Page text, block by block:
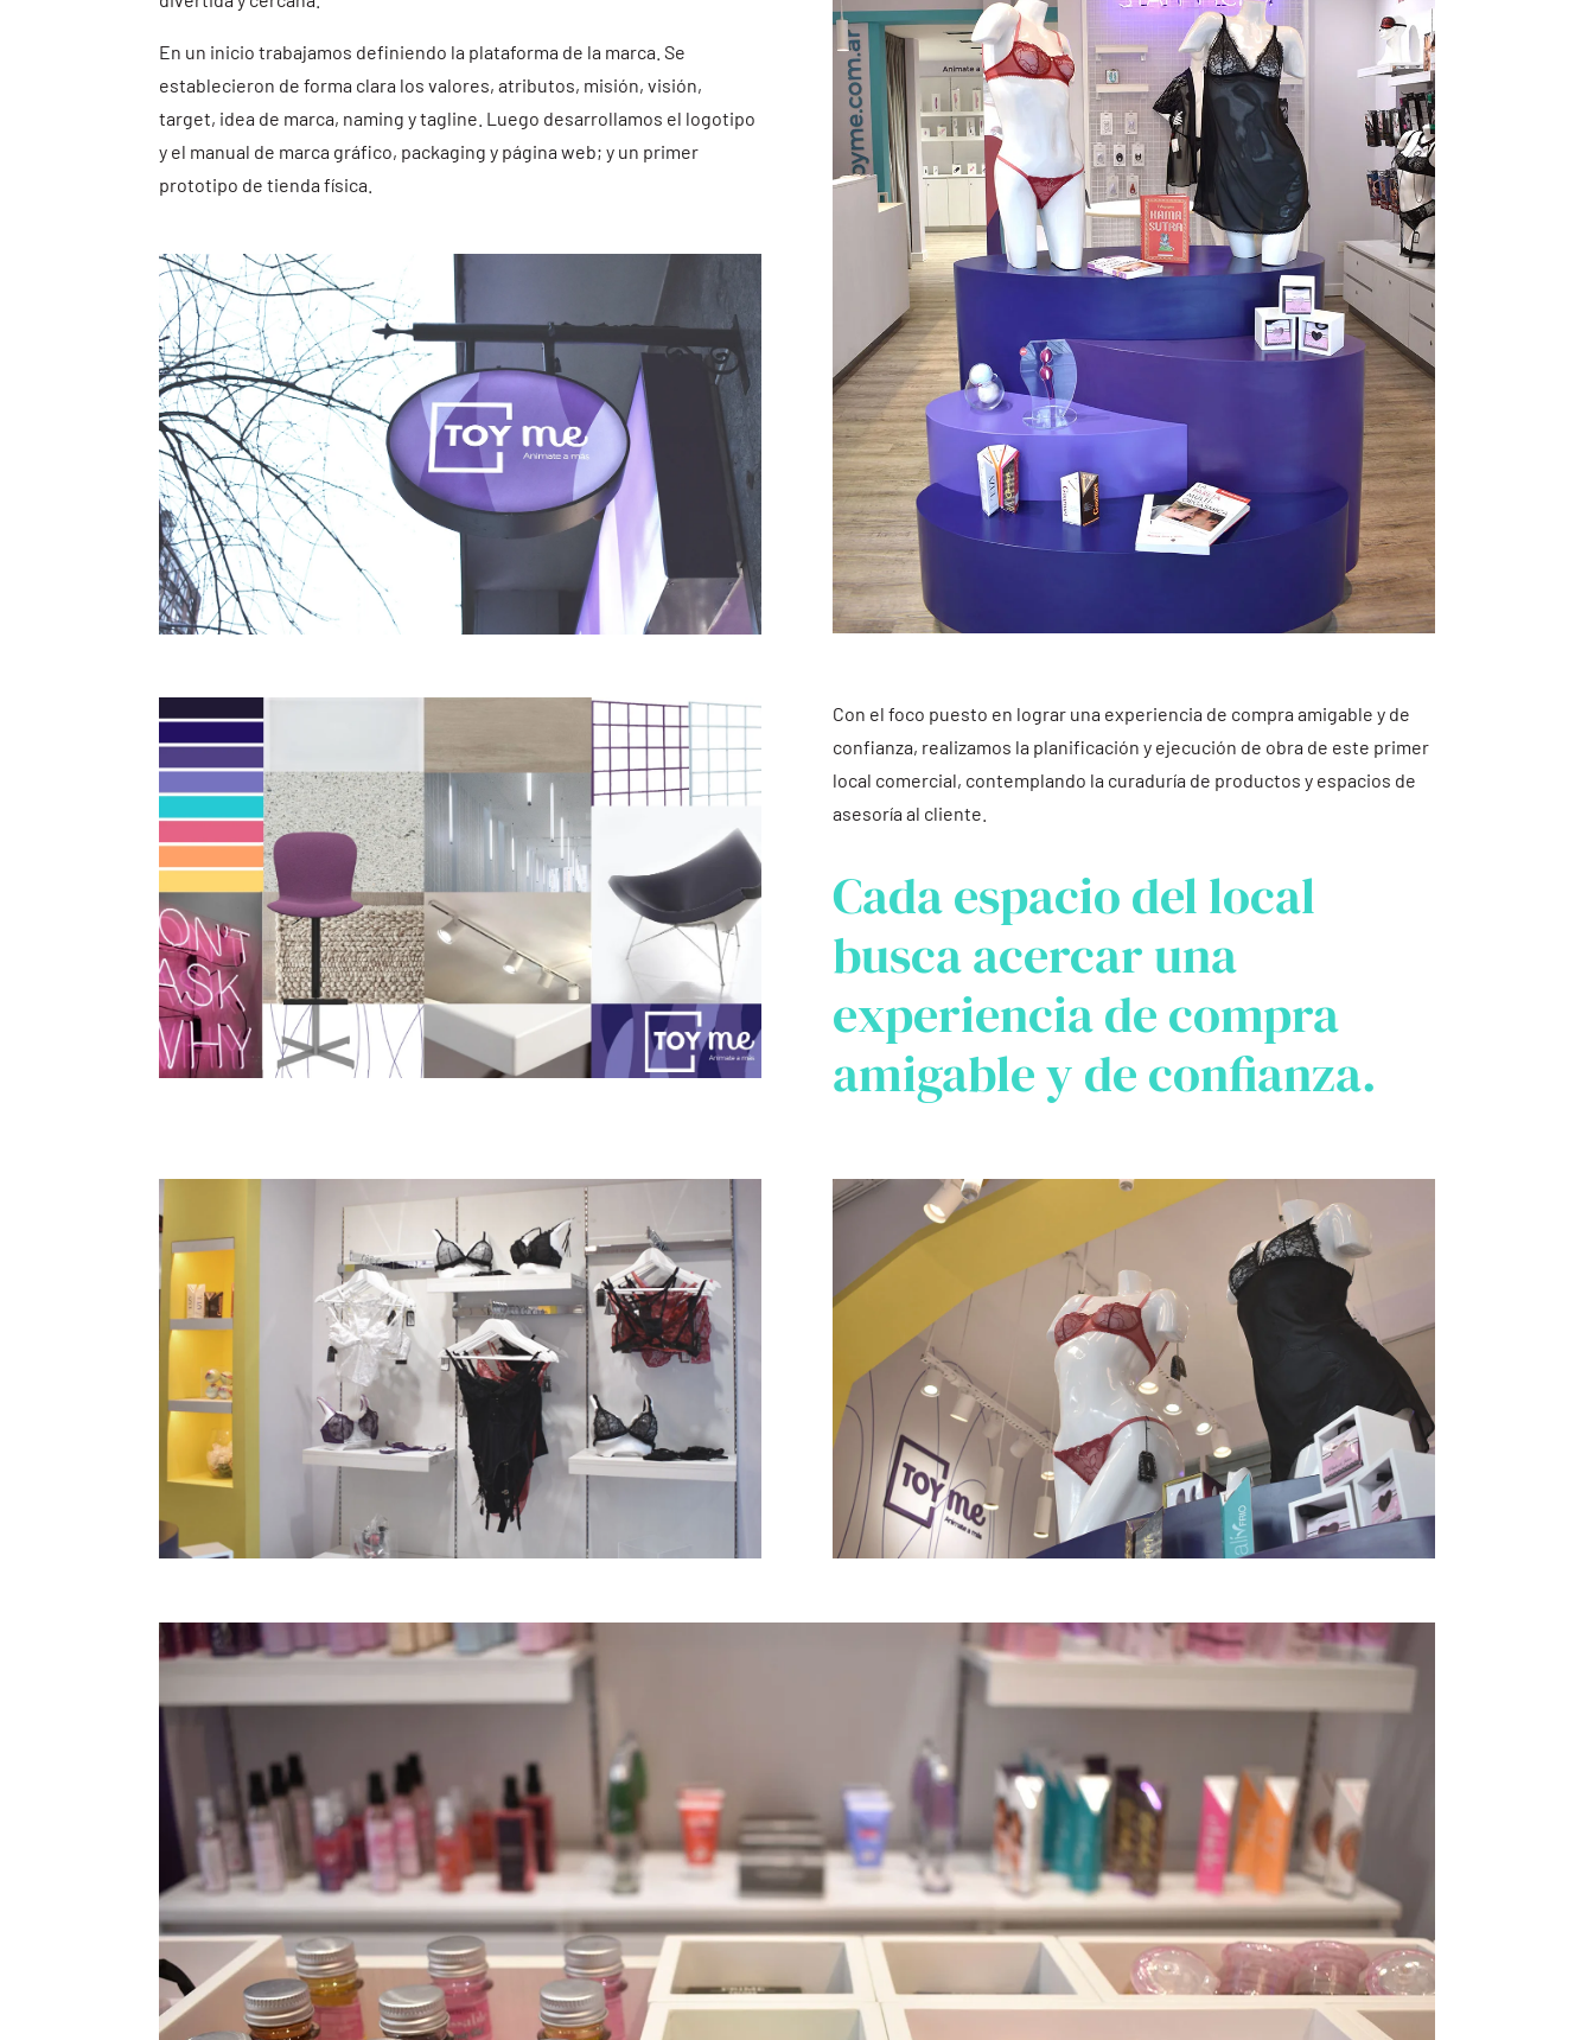
En un inicio trabajamos definiendo la plataforma de la marca. Se
establecieron de forma clara los valores, atributos, misión, visión,
target, idea de marca, naming y tagline. Luego desarrollamos el logotipo
y el manual de marca gráfico, packaging y página web; y un primer
prototipo de tienda física.
Con el foco puesto en lograr una experiencia de compra amigable y de
confianza, realizamos la planificación y ejecución de obra de este primer
local comercial, contemplando la curaduría de productos y espacios de
asesoría al cliente.
Cada espacio del local
busca acercar una
experiencia de compra
amigable y de confianza.